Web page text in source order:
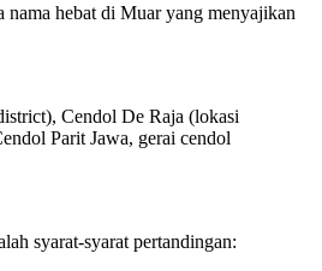
nama hebat di Muar yang menyajikan
Cendol De Raja (lokasi
Parit Jawa, gerai cendol
syarat-syarat pertandingan: